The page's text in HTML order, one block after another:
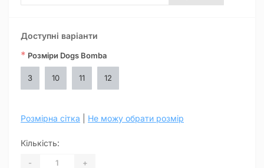
Доступні варіанти
* Розміри Dogs Bomba
3 10 11 12
Розмірна сітка Не можу обрати розмір
Кількість:
- +